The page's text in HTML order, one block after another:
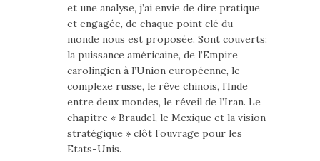
et une analyse, j’ai envie de dire pratique
et engagée, de chaque point clé du
monde nous est proposée. Sont couverts:
la puissance américaine, de l’Empire
carolingien à l’Union européenne, le
complexe russe, le rêve chinois, l’Inde
entre deux mondes, le réveil de l’Iran. Le
chapitre « Braudel, le Mexique et la vision
stratégique » clôt l’ouvrage pour les
Etats-Unis.